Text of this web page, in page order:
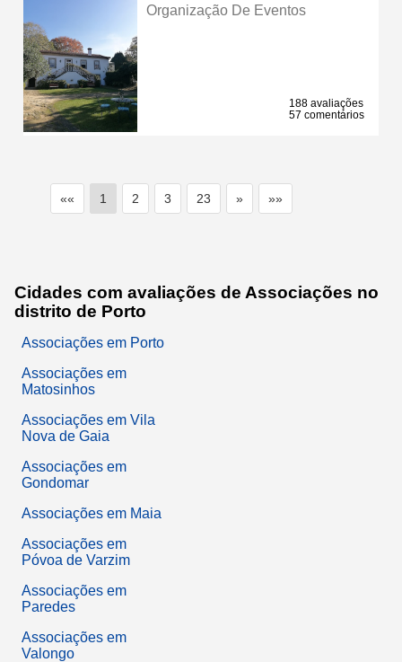
Organização De Eventos
188 avaliações
57 comentários
«« 1 2 3 23 » »»
Cidades com avaliações de Associações no
distrito de Porto
Associações em Porto
Associações em
Matosinhos
Associações em Vila
Nova de Gaia
Associações em
Gondomar
Associações em Maia
Associações em
Póvoa de Varzim
Associações em
Paredes
Associações em
Valongo